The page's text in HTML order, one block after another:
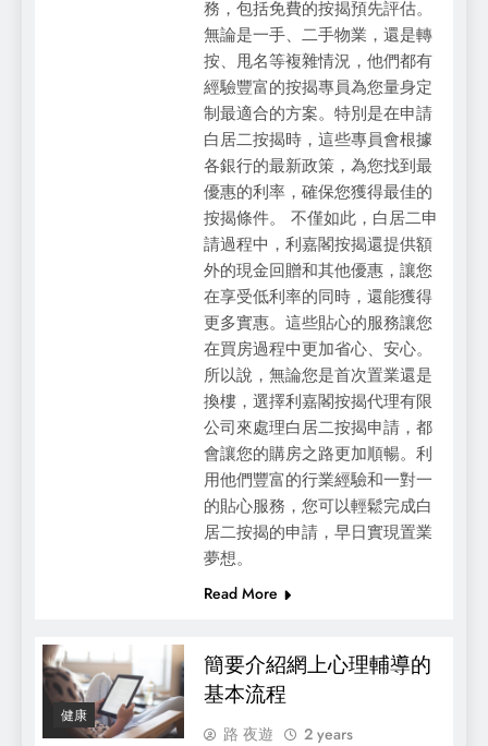
務，包括免費的按揭預先評估。
無論是一手、二手物業，還是轉
按、甩名等複雜情況，他們都有
經驗豐富的按揭專員為您量身定
制最適合的方案。特別是在申請
白居二按揭時，這些專員會根據
各銀行的最新政策，為您找到最
優惠的利率，確保您獲得最佳的
按揭條件。 不僅如此，白居二申
請過程中，利嘉閣按揭還提供額
外的現金回贈和其他優惠，讓您
在享受低利率的同時，還能獲得
更多實惠。這些貼心的服務讓您
在買房過程中更加省心、安心。
所以說，無論您是首次置業還是
換樓，選擇利嘉閣按揭代理有限
公司來處理白居二按揭申請，都
會讓您的購房之路更加順暢。利
用他們豐富的行業經驗和一對一
的貼心服務，您可以輕鬆完成白
居二按揭的申請，早日實現置業
夢想。
Read More
健康
簡要介紹網上心理輔導的
基本流程
路 夜遊
2 years